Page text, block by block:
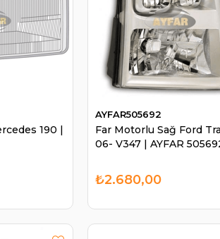
190 |
Far Motorlu Sağ Ford
06- V347 | AYFAR
AYFAR505692
₺2.680,00